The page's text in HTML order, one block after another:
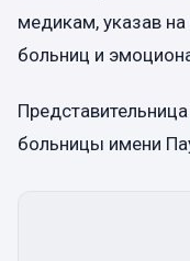
медикам, указав
больниц и
больницы имени